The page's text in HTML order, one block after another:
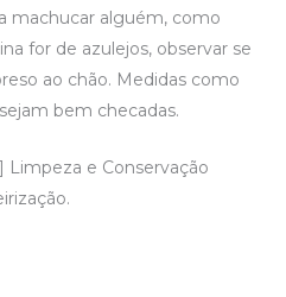
machucar alguém, como
for de azulejos, observar se
ao chão. Medidas como
bem checadas.
e Conservação